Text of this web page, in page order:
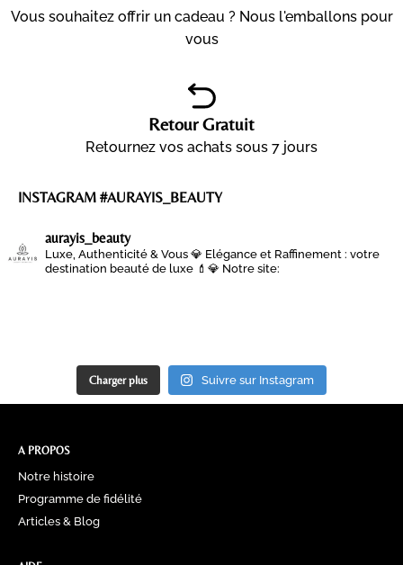
Vous souhaitez offrir un cadeau ? Nous l'emballons pour
vous
Retour Gratuit
Retournez vos achats sous 7 jours
INSTAGRAM #AURAYIS_BEAUTY
aurayis_beauty
Luxe, Authenticité & Vous 💎 Elégance et Raffinement : votre
destination beauté de luxe 💄💎 Notre site:
Charger plus Suivre sur Instagram
A PROPOS
Notre histoire
Programme de fidélité
Articles & Blog